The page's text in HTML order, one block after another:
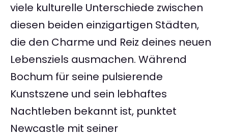
viele kulturelle Unterschiede zwischen
diesen beiden einzigartigen Städten,
die den Charme und Reiz deines neuen
Lebensziels ausmachen. Während
Bochum für seine pulsierende
Kunstszene und sein lebhaftes
Nachtleben bekannt ist, punktet
Newcastle mit seiner